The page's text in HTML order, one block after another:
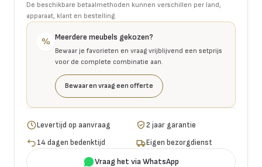
De beschikbare betaalmethoden kunnen verschillen per land,
apparaat, klant en bestelling.
% Meerdere meubels gekozen?
Bewaar je favorieten en vraag vrijblijvend een setprijs
voor de complete combinatie aan.
Bewaar en vraag een offerte
Levertijd op aanvraag
2 jaar garantie
14 dagen bedenktijd
Eigen bezorgdienst
Vraag het via WhatsApp